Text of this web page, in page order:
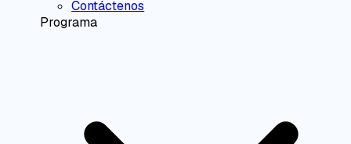
Contáctenos
Programa